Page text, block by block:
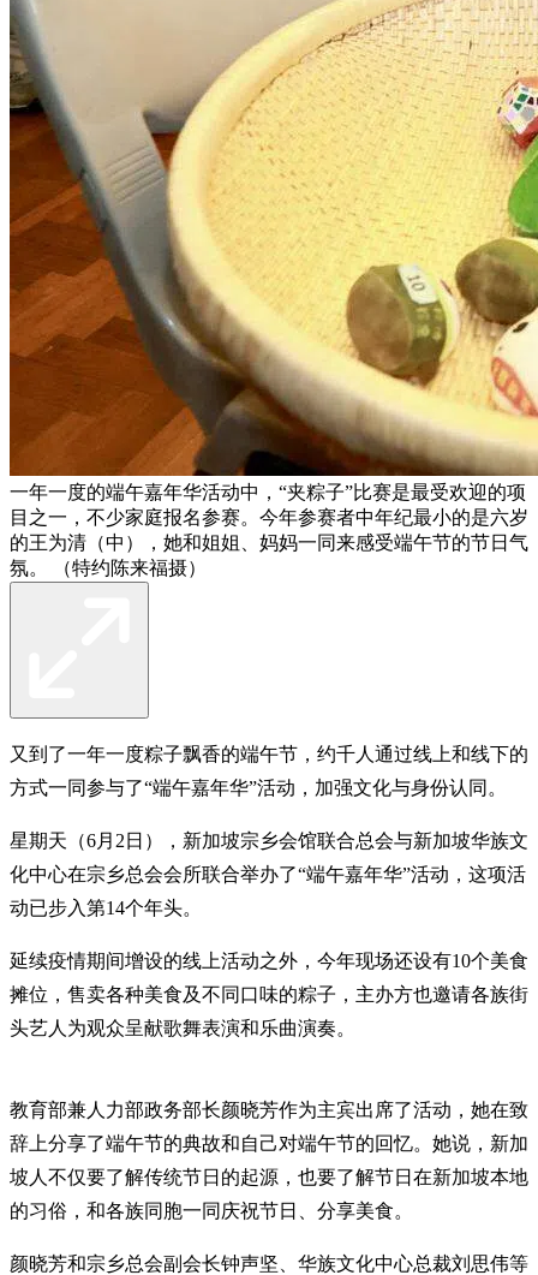
一年一度的端午嘉年华活动中，“夹粽子”比赛是最受欢迎的项
目之一，不少家庭报名参赛。今年参赛者中年纪最小的是六岁
的王为清（中），她和姐姐、妈妈一同来感受端午节的节日气
氛。 （特约陈来福摄）
又到了一年一度粽子飘香的端午节，约千人通过线上和线下的
方式一同参与了“端午嘉年华”活动，加强文化与身份认同。
星期天（6月2日），新加坡宗乡会馆联合总会与新加坡华族文
化中心在宗乡总会会所联合举办了“端午嘉年华”活动，这项活
动已步入第14个年头。
延续疫情期间增设的线上活动之外，今年现场还设有10个美食
摊位，售卖各种美食及不同口味的粽子，主办方也邀请各族街
头艺人为观众呈献歌舞表演和乐曲演奏。
教育部兼人力部政务部长颜晓芳作为主宾出席了活动，她在致
辞上分享了端午节的典故和自己对端午节的回忆。她说，新加
坡人不仅要了解传统节日的起源，也要了解节日在新加坡本地
的习俗，和各族同胞一同庆祝节日、分享美食。
颜晓芳和宗乡总会副会长钟声坚、华族文化中心总裁刘思伟等